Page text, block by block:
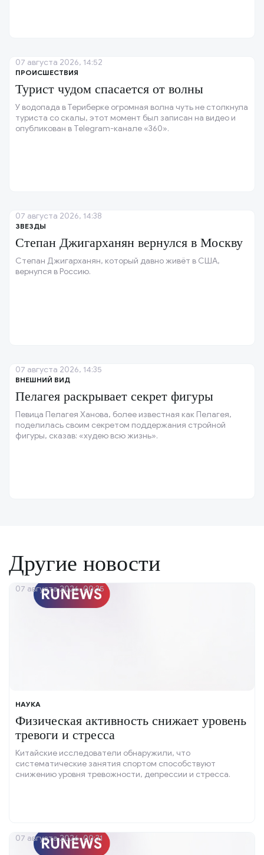
ПРОИСШЕСТВИЯ
Турист чудом спасается от волны
У водопада в Териберке огромная волна чуть не столкнула
туриста со скалы, этот момент был записан на видео и
опубликован в Telegram-канале «360».
07 августа 2026, 14:52
ЗВЕЗДЫ
Степан Джигарханян вернулся в Москву
Степан Джигарханян, который давно живёт в США,
вернулся в Россию.
07 августа 2026, 14:38
ВНЕШНИЙ ВИД
Пелагея раскрывает секрет фигуры
Певица Пелагея Ханова, более известная как Пелагея,
поделилась своим секретом поддержания стройной
фигуры, сказав: «худею всю жизнь».
07 августа 2026, 14:35
Другие новости
НАУКА
Физическая активность снижает уровень
тревоги и стресса
Китайские исследователи обнаружили, что
систематические занятия спортом способствуют
снижению уровня тревожности, депрессии и стресса.
07 августа 2026, 00:35
07 августа 2026, 00:31